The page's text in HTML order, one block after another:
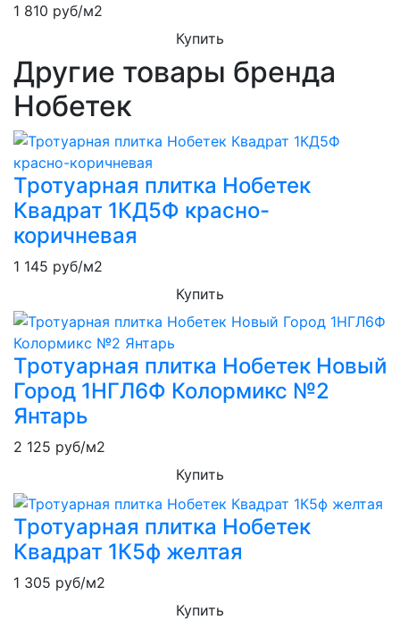
1 810 руб/м2
Купить
Другие товары бренда
Нобетек
Тротуарная плитка Нобетек
Квадрат 1КД5Ф красно-
коричневая
1 145 руб/м2
Купить
Тротуарная плитка Нобетек Новый
Город 1НГЛ6Ф Колормикс №2
Янтарь
2 125 руб/м2
Купить
Тротуарная плитка Нобетек
Квадрат 1К5ф желтая
1 305 руб/м2
Купить